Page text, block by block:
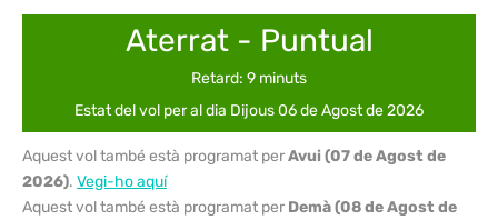
Aterrat - Puntual
Retard: 9 minuts
Estat del vol per al dia Dijous 06 de Agost de 2026
Aquest vol també està programat perAvui (07 de Agost de
2026). Vegi-ho aquí
Aquest vol també està programat per Demà (08 de Agost de